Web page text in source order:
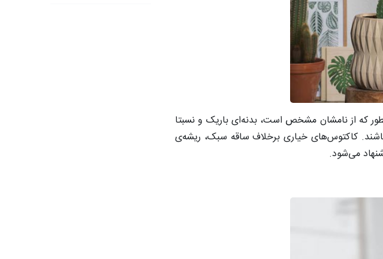
که از نامشان مشخص است، بدنه‌ای باریک و نسبتا
کاکتوس‌های خیاری برخلاف ساقه سبک، ریشه‌ی
می‌شود.